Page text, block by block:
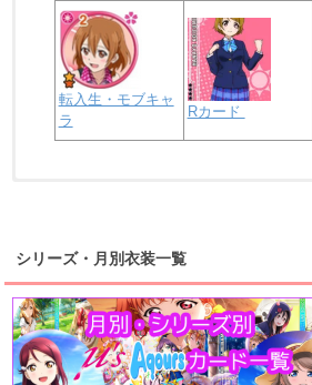
転入生・モブキャ
ラ
Rカード
桜内梨子 高海千歌
浦の星女学院1年生
上原歩夢 宮下愛
虹ヶ咲学園1年生
シリーズ・月別衣装一覧